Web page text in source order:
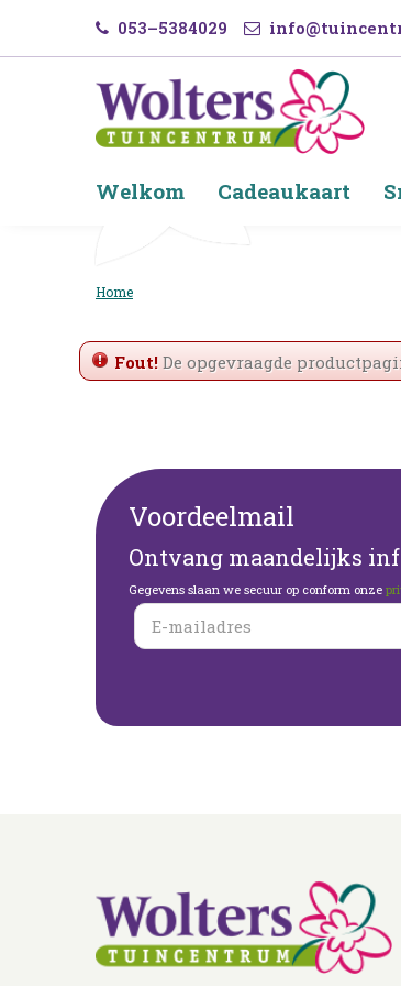
content
Home
053–5384029
Welkom Cadeaukaart
Fout! De opgevraagde
Voordeelmail
Ontvang maandelijks
Gegevens slaan we secuur op conform onze